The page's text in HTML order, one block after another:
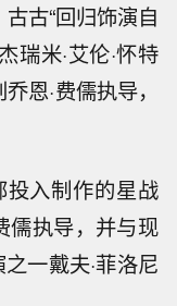
古“回归饰演自
瑞米·艾伦·怀特
恩·费儒执导，
入制作的星战
儒执导，并与现
一戴夫·菲洛尼